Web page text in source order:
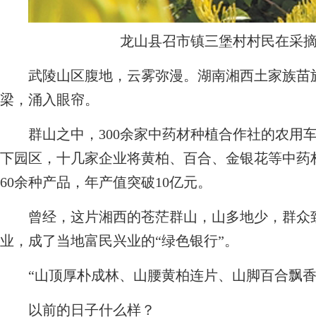
龙山县召市镇三堡村村民在采
武陵山区腹地，云雾弥漫。湖南湘西土家族苗
梁，涌入眼帘。
群山之中，300余家中药材种植合作社的农用
下园区，十几家企业将黄柏、百合、金银花等中
60余种产品，年产值突破10亿元。
曾经，这片湘西的苍茫群山，山多地少，群众
业，成了当地富民兴业的“绿色银行”。
“山顶厚朴成林、山腰黄柏连片、山脚百合飘
以前的日子什么样？